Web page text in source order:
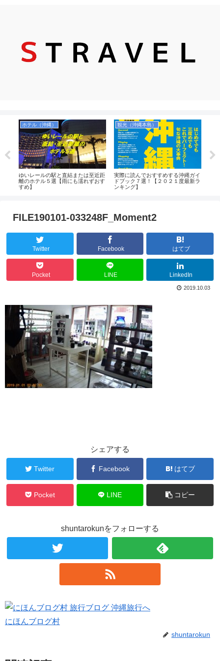
ホテル（沖縄）
ゆいレールの駅と直結または至近距
離のホテル５選【雨にも濡れずおす
すめ】
観光（沖縄本島）
実際に読んでおすすめする沖縄ガイ
ドブック７選！【２０２１度最新ラ
ンキング】
FILE190101-033248F_Moment2
Twitter Facebook はてブ
Pocket LINE LinkedIn
2019.10.03
シェアする
Twitter Facebook はてブ
Pocket LINE コピー
shuntarokunをフォローする
にほんブログ村
shuntarokun